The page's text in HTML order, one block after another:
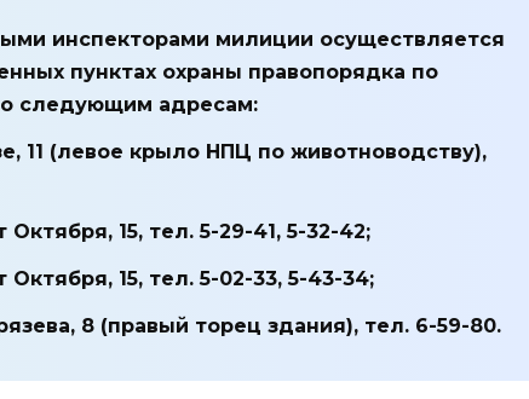
инспекторами милиции осуществляется
пунктах охраны правопорядка по
следующим адресам:
(левое крыло НПЦ по животноводству),
15, тел. 5-29-41, 5-32-42;
15, тел. 5-02-33, 5-43-34;
8 (правый торец здания), тел. 6-59-80.